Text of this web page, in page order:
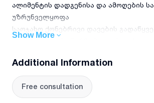
ალიმენტის დადგენისა და ამოღების
უზრუნველყოფა
საოჯახო ქონებრივი დავების
სასამართლოში წარმომადგენლობა და
რატომ უნდა აგვირჩიოთ
მეტი ვიდრე ხუთწლიანი პრაქტიკული
საოჯახო სამართალში
Show More
Additional Information
Free consultation